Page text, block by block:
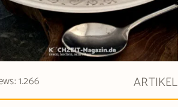
1.266 ARTIKEL